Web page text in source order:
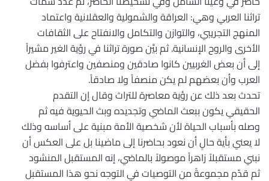
تراثنا العربي وهي: العراقة والشمولية والعقلانية واعتماد
المنهج التجريبي، والتوازن والتكامل والانفتاح على الثقافات
الأخرى والروح الإنسانية. ثم بيَّن صورة تراثنا في رؤية الغير مشيراً
إلى أن بعض الغربيين كانوا صادقين ومنصفين واعترفوا بفضل
العرب وأن بعضهم لم يكن منصفاً ولا صادقاً.
تحدث بعد ذلك عن رؤية معاصرة للتراث وقال إن التقدم
الحقيقي يكون ببعث الماضي وتجديده وبث الحيوية فيه ثم
وصله بأسباب الحياة لأن شخصية الأمة مبنية على أساسه وذلك
لا يعني بأية حالٍ أن نعود بحاضرنا إلى ماضينا بل على العكس أن
نبني مستقبلاً زاهراً موصولاً بالماضي، إنه المستقبل المنشود
ثم قدّم مجموعةً من التوصيات في التوجه نحو هذا المستقبل